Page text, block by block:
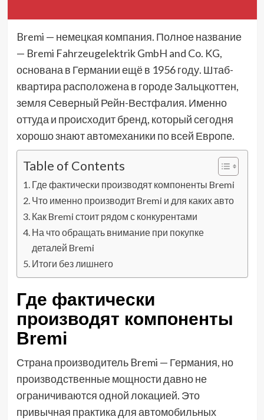
Bremi — немецкая компания. Полное название
— Bremi Fahrzeugelektrik GmbH and Co. KG,
основана в Германии ещё в 1956 году. Штаб-
квартира расположена в городе Зальцкоттен,
земля Северный Рейн-Вестфалия. Именно
оттуда и происходит бренд, который сегодня
хорошо знают автомеханики по всей Европе.
Table of Contents
Где фактически производят компоненты Bremi
Что именно производит Bremi и для каких авто
Как Bremi стоит рядом с конкурентами
На что обращать внимание при покупке
деталей Bremi
Итоги без лишнего
Где фактически
производят компоненты
Bremi
Страна производитель Bremi — Германия, но
производственные мощности давно не
ограничиваются одной локацией. Это
привычная практика для автомобильных